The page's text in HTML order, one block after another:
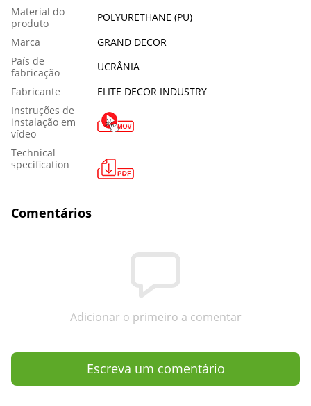
Material do
produto
POLYURETHANE (PU)
Marca
GRAND DECOR
País de
fabricação
UCRÂNIA
Fabricante
ELITE DECOR INDUSTRY
Instruções de
instalação em
vídeo
Technical
specification
Comentários
Adicionar o primeiro a comentar
Escreva um comentário